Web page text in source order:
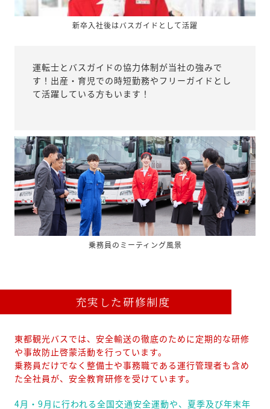
新卒入社後はバスガイドとして活躍
運転士とバスガイドの協力体制が当社の強みで
す！出産・育児での時短勤務やフリーガイドとし
て活躍している方もいます！
乗務員のミーティング風景
充実した研修制度
東都観光バスでは、安全輸送の徹底のために定期的な研修
や事故防止啓蒙活動を行っています。
乗務員だけでなく整備士や事務職である運行管理者も含め
た全社員が、安全教育研修を受けています。
4月・9月に行われる全国交通安全運動や、夏季及び年末年